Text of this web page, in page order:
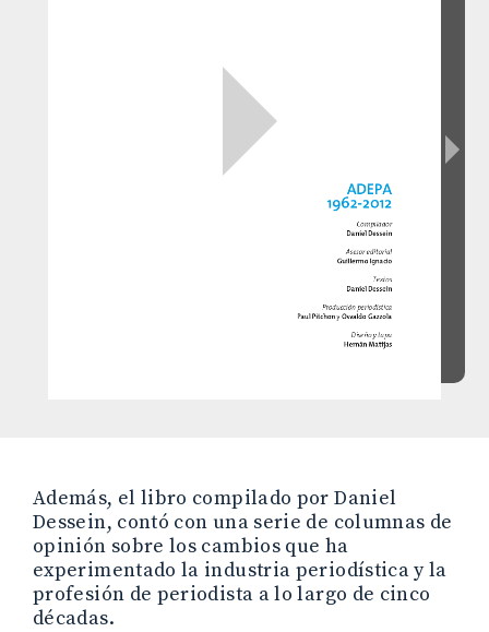
Además, el libro compilado por Daniel
Dessein, contó con una serie de columnas de
opinión sobre los cambios que ha
experimentado la industria periodística y la
profesión de periodista a lo largo de cinco
décadas.